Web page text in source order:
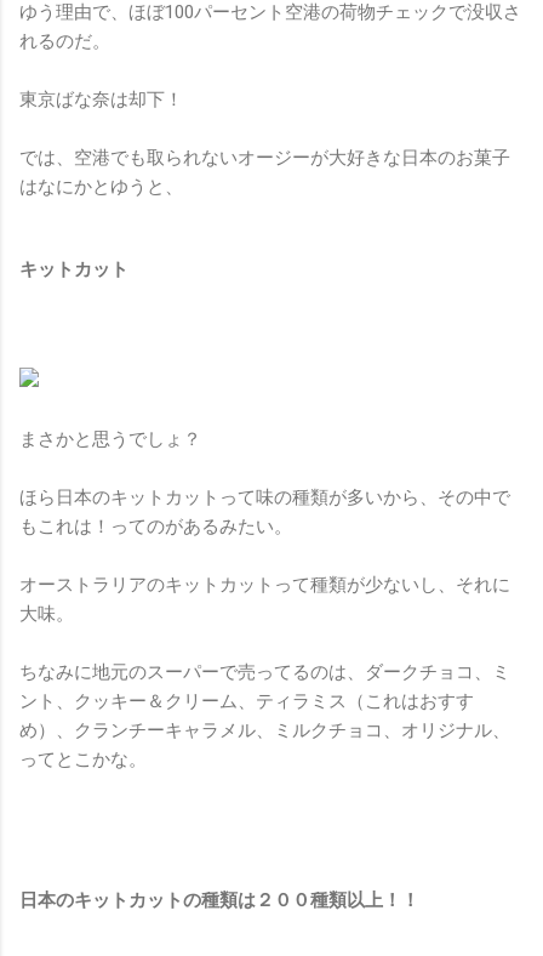
ゆう理由で、ほぼ100パーセント空港の荷物チェックで没収さ
れるのだ。
東京ばな奈は却下！
では、空港でも取られないオージーが大好きな日本のお菓子
はなにかとゆうと、
キットカット
まさかと思うでしょ？
ほら日本のキットカットって味の種類が多いから、その中で
もこれは！ってのがあるみたい。
オーストラリアのキットカットって種類が少ないし、それに
大味。
ちなみに地元のスーパーで売ってるのは、ダークチョコ、ミ
ント、クッキー＆クリーム、ティラミス（これはおすす
め）、クランチーキャラメル、ミルクチョコ、オリジナル、
ってとこかな。
日本のキットカットの種類は２００種類以上！！